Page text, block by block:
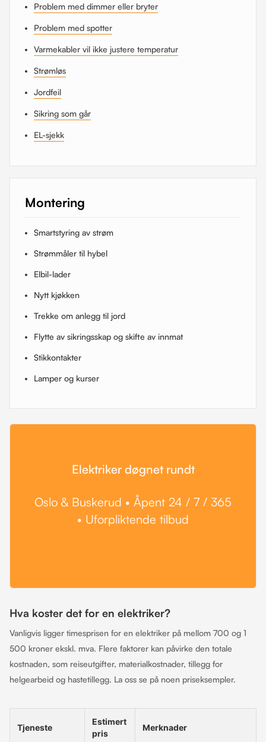
Problem med dimmer eller bryter
Problem med spotter
Varmekabler vil ikke justere temperatur
Strømløs
Jordfeil
Sikring som går
EL-sjekk
Montering
Smartstyring av strøm
Strømmåler til hybel
Elbil-lader
Nytt kjøkken
Trekke om anlegg til jord
Flytte av sikringsskap og skifte av innmat
Stikkontakter
Lamper og kurser
Elektriker døgnet rundt
Oslo & Buskerud • Åpent 24 / 7 / 365
• Uforpliktende tilbud
Hva koster det for en elektriker?
Vanligvis ligger timesprisen for en elektriker på mellom 700 og 1
500 kroner ekskl. mva. Flere faktorer kan påvirke den totale
kostnaden, som reiseutgifter, materialkostnader, tillegg for
helgearbeid og hastetillegg. La oss se på noen priseksempler.
Tjeneste
Estimert
pris
Merknader